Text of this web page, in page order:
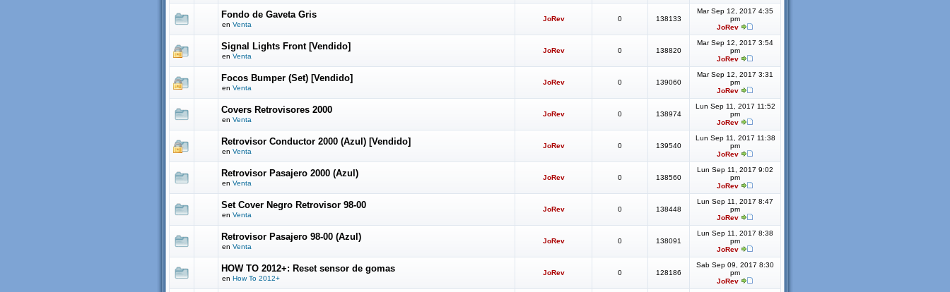
Fondo de Gaveta Gris
en Venta
JoRev 0 138133
Mar Sep 12, 2017 4:35
pm
JoRev
Signal Lights Front [Vendido]
en Venta
JoRev 0 138820
Mar Sep 12, 2017 3:54
pm
JoRev
Focos Bumper (Set) [Vendido]
en Venta
JoRev 0 139060
Mar Sep 12, 2017 3:31
pm
JoRev
Covers Retrovisores 2000
en Venta
JoRev 0 138974
Lun Sep 11, 2017 11:52
pm
JoRev
Retrovisor Conductor 2000 (Azul) [Vendido]
en Venta
JoRev 0 139540
Lun Sep 11, 2017 11:38
pm
JoRev
Retrovisor Pasajero 2000 (Azul)
en Venta
JoRev 0 138560
Lun Sep 11, 2017 9:02
pm
JoRev
Set Cover Negro Retrovisor 98-00
en Venta
JoRev 0 138448
Lun Sep 11, 2017 8:47
pm
JoRev
Retrovisor Pasajero 98-00 (Azul)
en Venta
JoRev 0 138091
Lun Sep 11, 2017 8:38
pm
JoRev
HOW TO 2012+: Reset sensor de gomas
en How To 2012+
JoRev 0 128186
Sab Sep 09, 2017 8:30
pm
JoRev